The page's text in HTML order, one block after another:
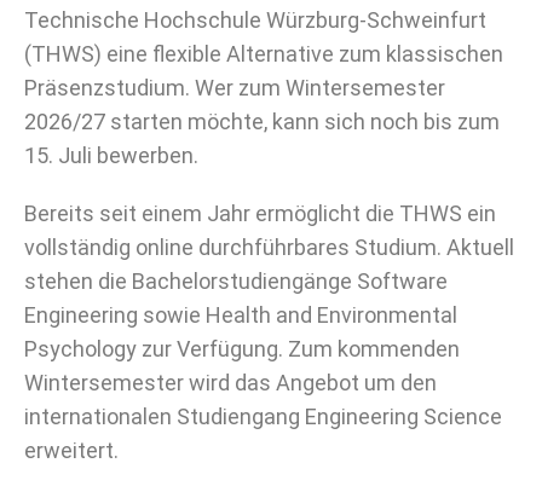
Technische Hochschule Würzburg-Schweinfurt
(THWS) eine flexible Alternative zum klassischen
Präsenzstudium. Wer zum Wintersemester
2026/27 starten möchte, kann sich noch bis zum
15. Juli bewerben.
Bereits seit einem Jahr ermöglicht die THWS ein
vollständig online durchführbares Studium. Aktuell
stehen die Bachelorstudiengänge Software
Engineering sowie Health and Environmental
Psychology zur Verfügung. Zum kommenden
Wintersemester wird das Angebot um den
internationalen Studiengang Engineering Science
erweitert.